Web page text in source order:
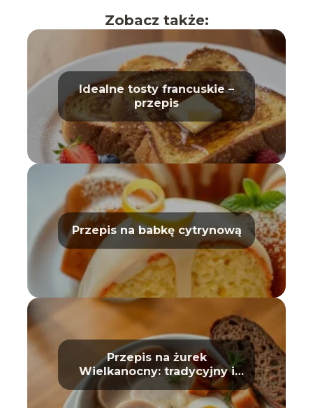
Zobacz także:
Idealne tosty francuskie –
przepis
Przepis na babkę cytrynową
Przepis na żurek
Wielkanocny: tradycyjny i
prosty